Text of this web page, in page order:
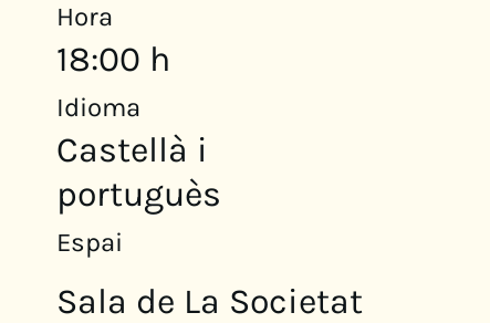
Hora
18:00 h
Idioma
Castellà i
portuguès
Espai
Sala de La Societat